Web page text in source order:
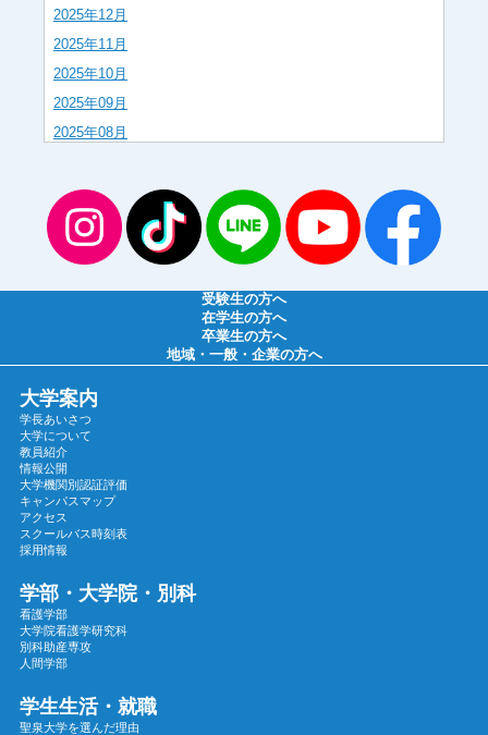
2025年12月
2025年11月
2025年10月
2025年09月
2025年08月
2025年06月
2025年05月
2025年04月
2024年12月
2024年11月
2024年10月
2024年09月
2024年08月
2024年07月
2024年06月
2024年04月
2024年03月
2024年02月
2023年12月
受験生の方へ
在学生の方へ
卒業生の方へ
地域・一般・企業の方へ
大学案内
学長あいさつ
大学について
教員紹介
情報公開
大学機関別認証評価
キャンパスマップ
アクセス
スクールバス時刻表
採用情報
学部・大学院・別科
看護学部
大学院看護学研究科
別科助産専攻
人間学部
学生生活・就職
聖泉大学を選んだ理由